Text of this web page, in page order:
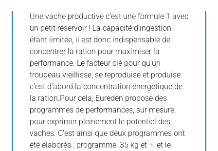
Une vache productive c’est une formule 1 avec
un petit réservoir ! La capacité d’ingestion
étant limitée, il est donc indispensable de
concentrer la ration pour maximiser la
performance. Le facteur clé pour qu’un
troupeau vieillisse, se reproduise et produise
c’est d’abord la concentration énergétique de
la ration.Pour cela, Eureden propose des
programmes de performances, sur mesure,
pour exprimer pleinement le potentiel des
vaches. C’est ainsi que deux programmes ont
été élaborés : programme ‘35 kg et +’ et le